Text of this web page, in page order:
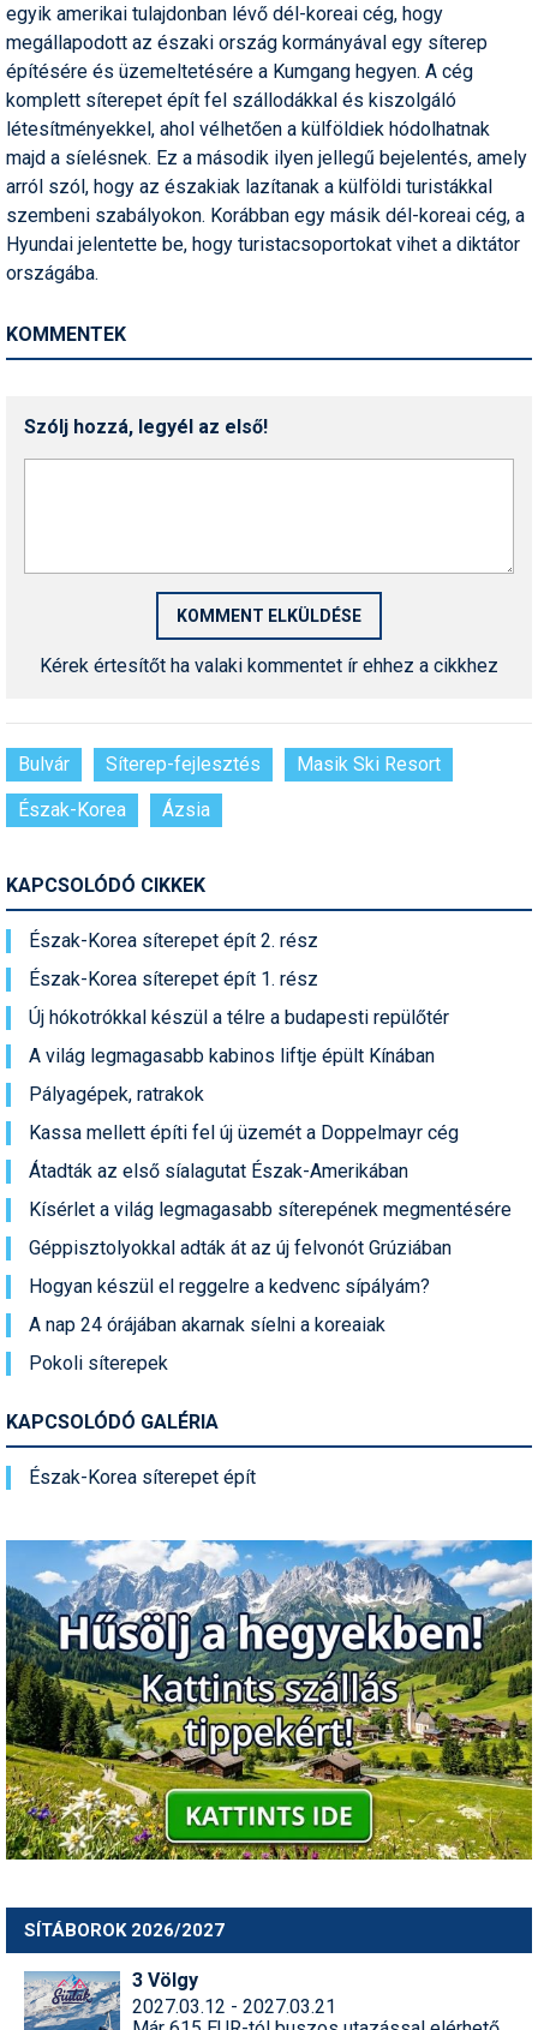
Síbérletárak
Síbörze
Sícipő
Sífelszerelés
Sífutás
Síléc
Símánia
Síruházat
Snowboardfelszerelés
Szakértők
Szánkó
Téli sportok
Történelem
Túrasí
Utasbiztosítás
Védőfelszerelés
Wellness
egyik amerikai tulajdonban lévő dél-koreai cég, hogy
megállapodott az északi ország kormányával egy síterep
építésére és üzemeltetésére a Kumgang hegyen. A cég
komplett síterepet épít fel szállodákkal és kiszolgáló
létesítményekkel, ahol vélhetően a külföldiek hódolhatnak
majd a síelésnek. Ez a második ilyen jellegű bejelentés, amely
arról szól, hogy az északiak lazítanak a külföldi turistákkal
szembeni szabályokon. Korábban egy másik dél-koreai cég, a
Hyundai jelentette be, hogy turistacsoportokat vihet a diktátor
országába.
KOMMENTEK
Szólj hozzá, legyél az első!
Kérek értesítőt ha valaki kommentet ír ehhez a cikkhez
Bulvár Síterep-fejlesztés
Masik Ski Resort
Észak-Korea
Ázsia
KAPCSOLÓDÓ CIKKEK
Észak-Korea síterepet épít 2. rész
Észak-Korea síterepet épít 1. rész
Új hókotrókkal készül a télre a budapesti repülőtér
A világ legmagasabb kabinos liftje épült Kínában
Pályagépek, ratrakok
Kassa mellett építi fel új üzemét a Doppelmayr cég
Átadták az első síalagutat Észak-Amerikában
Kísérlet a világ legmagasabb síterepének megmentésére
Géppisztolyokkal adták át az új felvonót Grúziában
Hogyan készül el reggelre a kedvenc sípályám?
A nap 24 órájában akarnak síelni a koreaiak
Pokoli síterepek
KAPCSOLÓDÓ GALÉRIA
Észak-Korea síterepet épít
SÍTÁBOROK 2026/2027
3 Völgy
2027.03.12 - 2027.03.21